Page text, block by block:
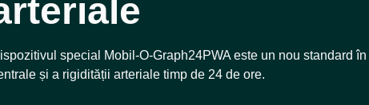
special Mobil-O-Graph24PWA este un nou standard
și a rigidității arteriale timp de 24 de ore.